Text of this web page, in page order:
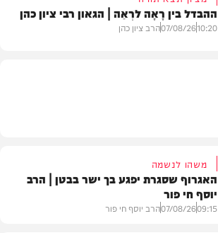
ההבדל בין רָאָה לרְאֵה | הגאון רבי ציון כהן
10:20
07/08/26הרב ציון כהן
משהו לנשמה
האגרוף שסגרת יפגע בך ישר בבטן | הרב
יוסף חי פור
09:15
07/08/26הרב יוסף חי פור